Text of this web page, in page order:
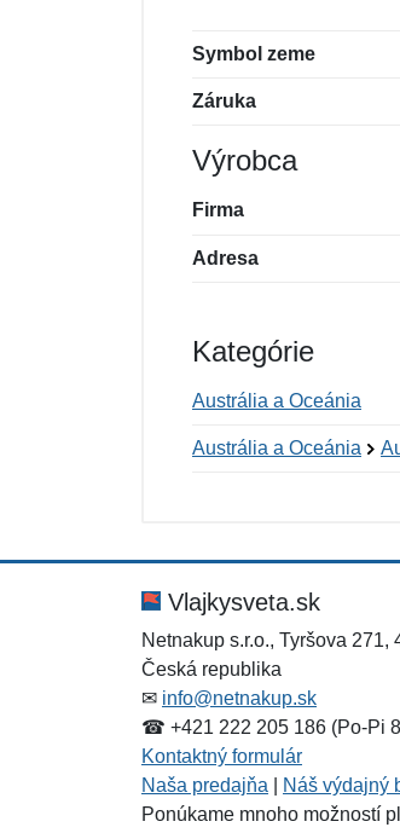
Symbol zeme
Záruka
Výrobca
Firma
Adresa
Kategórie
Austrália a Oceánia
Austrália a Oceánia
Správa*
Správa*
Vlajkysveta.sk
Netnakup s.r.o., Tyršova 271,
Česká republika
✉ info@netnakup.sk
☎ +421 222 205 186 (Po-Pi
Kontaktný formulár
Naša predajňa
Náš výdajný
Ponúkame mnoho možností